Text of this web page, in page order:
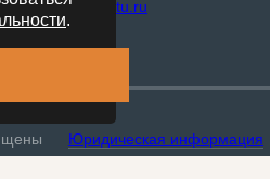
msk@sk-tu.ru
Юридическая информация
.